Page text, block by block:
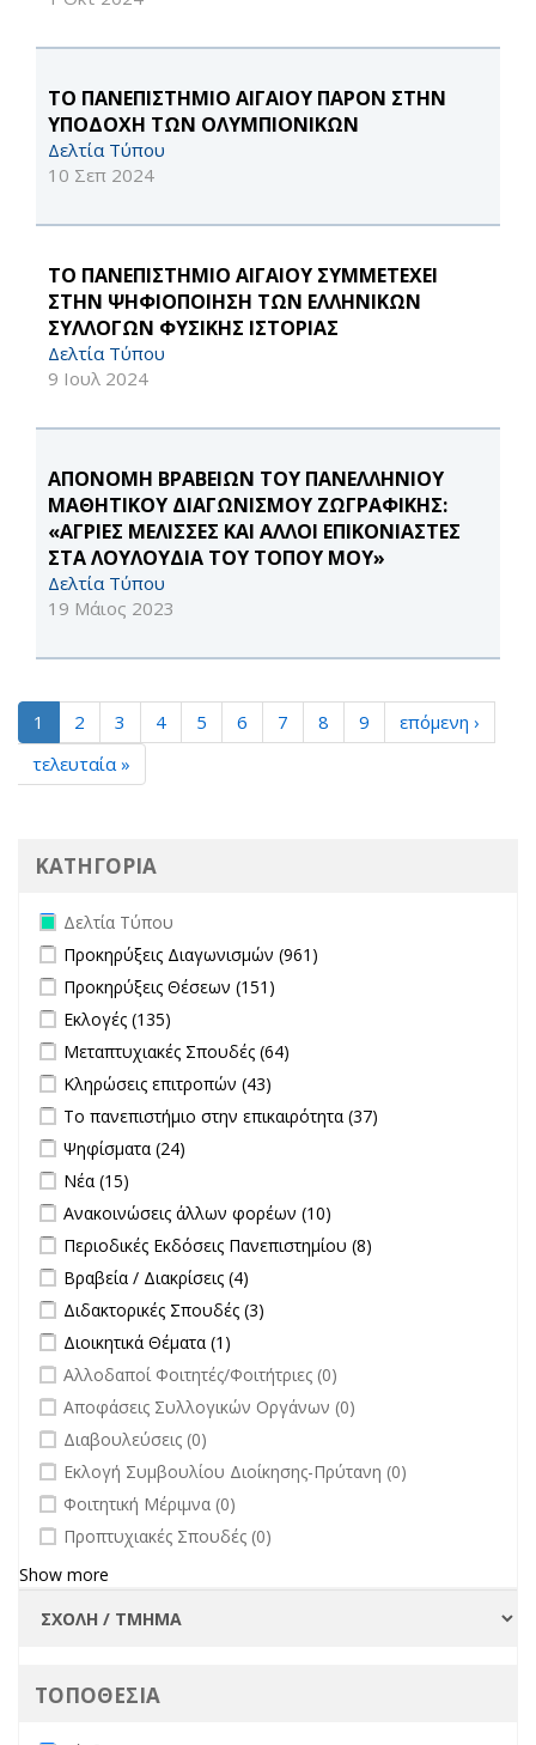
ΤΟ ΠΑΝΕΠΙΣΤΗΜΙΟ ΑΙΓΑΙΟΥ ΠΑΡΟΝ ΣΤΗΝ
ΥΠΟΔΟΧΗ ΤΩΝ ΟΛΥΜΠΙΟΝΙΚΩΝ
Δελτία Τύπου
10 Σεπ 2024
ΤΟ ΠΑΝΕΠΙΣΤΗΜΙΟ ΑΙΓΑΙΟΥ ΣΥΜΜΕΤΕΧΕΙ
ΣΤΗΝ ΨΗΦΙΟΠΟΙΗΣΗ ΤΩΝ ΕΛΛΗΝΙΚΩΝ
ΣΥΛΛΟΓΩΝ ΦΥΣΙΚΗΣ ΙΣΤΟΡΙΑΣ
Δελτία Τύπου
9 Ιουλ 2024
ΑΠΟΝΟΜΗ ΒΡΑΒΕΙΩΝ ΤΟΥ ΠΑΝΕΛΛΗΝΙΟΥ
ΜΑΘΗΤΙΚΟΥ ΔΙΑΓΩΝΙΣΜΟΥ ΖΩΓΡΑΦΙΚΗΣ:
«ΑΓΡΙΕΣ ΜΕΛΙΣΣΕΣ ΚΑΙ ΑΛΛΟΙ ΕΠΙΚΟΝΙΑΣΤΕΣ
ΣΤΑ ΛΟΥΛΟΥΔΙΑ ΤΟΥ ΤΟΠΟΥ ΜΟΥ»
Δελτία Τύπου
19 Μάιος 2023
1 2 3 4 5 6 7 8 9
επόμενη ›
τελευταία »
ΚΑΤΗΓΟΡΙΑ
Remove Δελτία Τύπου filter
Δελτία Τύπου
Apply Προκηρύξεις Διαγωνισμών filter
Προκηρύξεις Διαγωνισμών (961)
Apply Προκηρύξεις Θέσεων filter
Προκηρύξεις Θέσεων (151)
Apply Εκλογές filter
Εκλογές (135)
Apply Μεταπτυχιακές Σπουδές filter
Μεταπτυχιακές Σπουδές (64)
Apply Κληρώσεις επιτροπών filter
Κληρώσεις επιτροπών (43)
Apply Το πανεπιστήμιο στην επικαιρότητα filter
Το πανεπιστήμιο στην επικαιρότητα (37)
Apply Ψηφίσματα filter
Ψηφίσματα (24)
Apply Νέα filter
Νέα (15)
Apply Ανακοινώσεις άλλων φορέων filter
Ανακοινώσεις άλλων φορέων (10)
Apply Περιοδικές Εκδόσεις Πανεπιστημίου filter
Περιοδικές Εκδόσεις Πανεπιστημίου (8)
Apply Βραβεία / Διακρίσεις filter
Βραβεία / Διακρίσεις (4)
Apply Διδακτορικές Σπουδές filter
Διδακτορικές Σπουδές (3)
Apply Διοικητικά Θέματα filter
Διοικητικά Θέματα (1)
undefined
Αλλοδαποί Φοιτητές/Φοιτήτριες (0)
undefined
Αποφάσεις Συλλογικών Οργάνων (0)
undefined
Διαβουλεύσεις (0)
undefined
Εκλογή Συμβουλίου Διοίκησης-Πρύτανη (0)
undefined
Φοιτητική Μέριμνα (0)
undefined
Προπτυχιακές Σπουδές (0)
Show more
ΤΟΠΟΘΕΣΙΑ